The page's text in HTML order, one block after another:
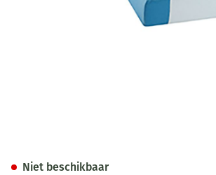
Niet beschikbaar